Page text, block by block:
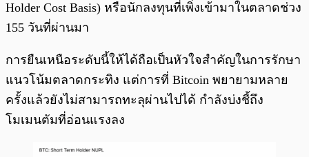
Holder Cost Basis) หรือนักลงทุนที่เพิ่งเข้ามาในตลาดช่วง
155 วันที่ผ่านมา
การยืนเหนือระดับนี้ให้ได้ถือเป็นหัวใจสำคัญในการรักษา
แนวโน้มตลาดกระทิง แต่การที่ Bitcoin พยายามหลาย
ครั้งแล้วยังไม่สามารถทะลุผ่านไปได้ กำลังบ่งชี้ถึง
โมเมนตัมที่อ่อนแรงลง